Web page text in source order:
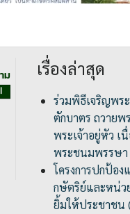
เรื่องล่าสุด
ร่วมพิธีเจริญพ
ตักบาตร ถวายพ
พระเจ้าอยู่หัว เ
พระชนมพรรษา
โครงการปกป้อ
กษัตริย์และหน่ว
ยิ้มให้ประชาชน